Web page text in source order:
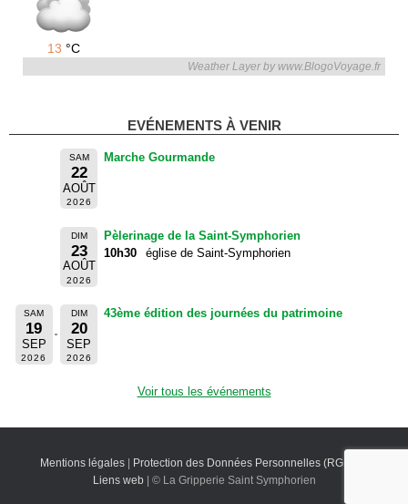
13 °C
Weather Layer by www.BlogoVoyage.fr
EVÉNEMENTS À VENIR
SAM
22
AOÛT
2026
Marche Gourmande
DIM
23
AOÛT
2026
Pèlerinage de la Saint-Symphorien
10h30
église de Saint-Symphorien
SAM
19
SEP
2026
DIM
20
SEP
2026
43ème édition des journées du patrimoine
Voir tous les événements
Mentions légales | Protection des Données Personnelles (RGPD)
Liens web| © La Gripperie Saint Symphorien